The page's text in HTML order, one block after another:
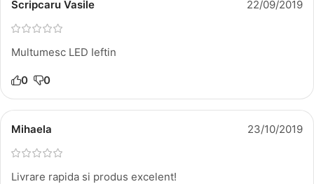
Scripcaru Vasile 22/09/2019
Multumesc LED Ieftin
0 0
Mihaela 23/10/2019
Livrare rapida si produs excelent!